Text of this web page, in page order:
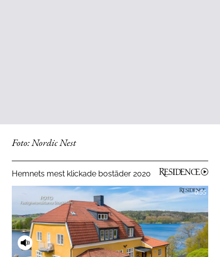
Foto: Nordic Nest
Hemnets mest klickade bostäder 2020
0:55